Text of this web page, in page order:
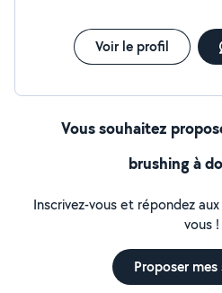
Voir le profil
Vous souhaitez
brushing à
Inscrivez-vous et répondez
vous !
Proposer mes